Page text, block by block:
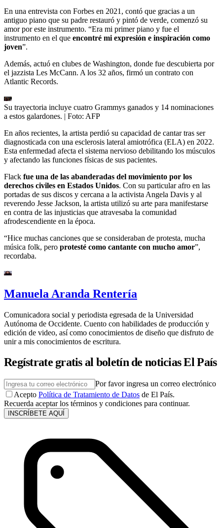
En una entrevista con Forbes en 2021, contó que gracias a un
antiguo piano que su padre restauró y pintó de verde, comenzó su
amor por este instrumento. “Era mi primer piano y fue el
instrumento en el que encontré mi expresión e inspiración como
joven”.
Además, actuó en clubes de Washington, donde fue descubierta por
el jazzista Les McCann. A los 32 años, firmó un contrato con
Atlantic Records.
Su trayectoria incluye cuatro Grammys ganados y 14 nominaciones
a estos galardones. | Foto: AFP
En años recientes, la artista perdió su capacidad de cantar tras ser
diagnosticada con una esclerosis lateral amiotrófica (ELA) en 2022.
Esta enfermedad afecta el sistema nervioso debilitando los músculos
y afectando las funciones físicas de sus pacientes.
Flack fue una de las abanderadas del movimiento por los
derechos civiles en Estados Unidos. Con su particular afro en las
portadas de sus discos y cercana a la activista Angela Davis y al
reverendo Jesse Jackson, la artista utilizó su arte para manifestarse
en contra de las injusticias que atravesaba la comunidad
afrodescendiente en la época.
“Hice muchas canciones que se consideraban de protesta, mucha
música folk, pero protesté como cantante con mucho amor”,
recordaba.
Manuela Aranda Rentería
Comunicadora social y periodista egresada de la Universidad
Autónoma de Occidente. Cuento con habilidades de producción y
edición de video, así como conocimientos de diseño que disfruto de
unir a mis conocimientos de escritura.
Regístrate gratis al boletín de noticias El País
Por favor ingresa un correo electrónico
Acepto Política de Tratamiento de Datos de El País.
Recuerda aceptar los términos y condiciones para continuar.
INSCRÍBETE AQUÍ